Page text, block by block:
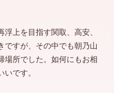
上を目指す関取、高安、
ですが、その中でも朝乃山
場所でした。如何にもお相
です。